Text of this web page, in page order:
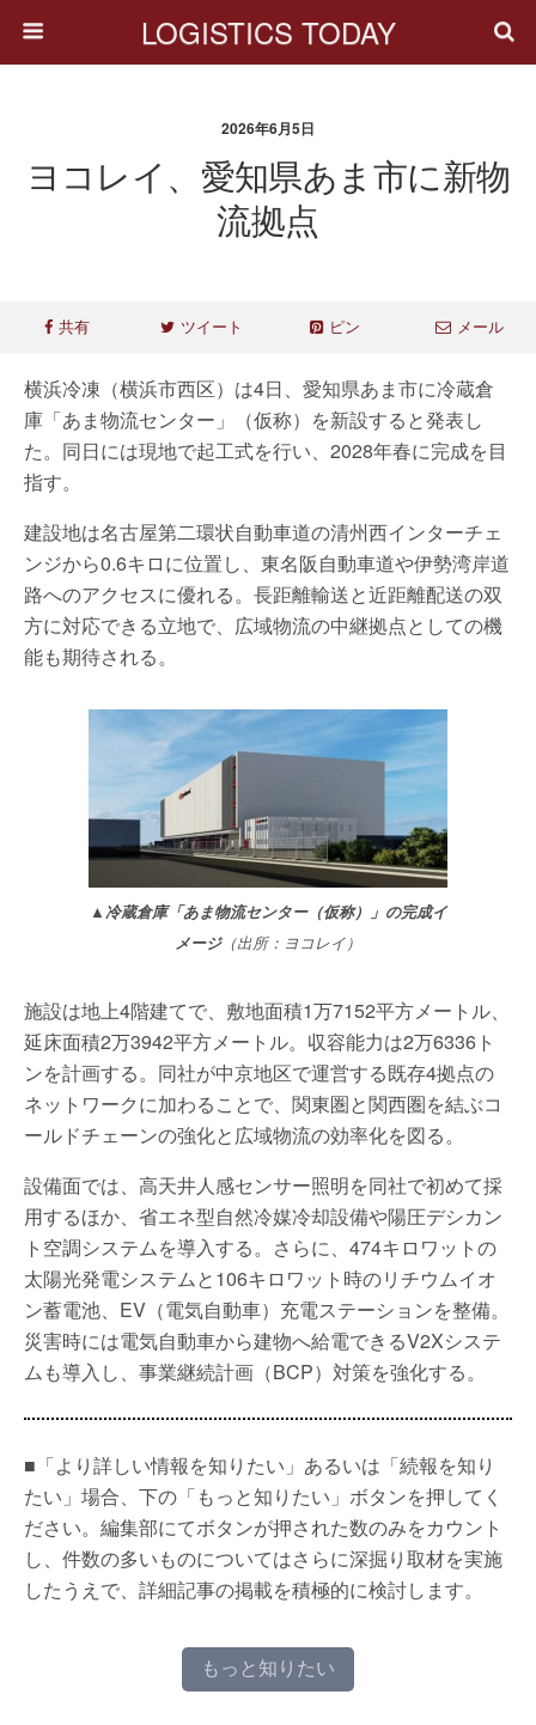
LOGISTICS TODAY
2026年6月5日
ヨコレイ、愛知県あま市に新物
流拠点
共有 ツイート ピン メール
横浜冷凍（横浜市西区）は4日、愛知県あま市に冷蔵倉
庫「あま物流センター」（仮称）を新設すると発表し
た。同日には現地で起工式を行い、2028年春に完成を目
指す。
建設地は名古屋第二環状自動車道の清州西インターチェ
ンジから0.6キロに位置し、東名阪自動車道や伊勢湾岸道
路へのアクセスに優れる。長距離輸送と近距離配送の双
方に対応できる立地で、広域物流の中継拠点としての機
能も期待される。
▲冷蔵倉庫「あま物流センター（仮称）」の完成イ
メージ（出所：ヨコレイ）
施設は地上4階建てで、敷地面積1万7152平方メートル、
延床面積2万3942平方メートル。収容能力は2万6336ト
ンを計画する。同社が中京地区で運営する既存4拠点の
ネットワークに加わることで、関東圏と関西圏を結ぶコ
ールドチェーンの強化と広域物流の効率化を図る。
設備面では、高天井人感センサー照明を同社で初めて採
用するほか、省エネ型自然冷媒冷却設備や陽圧デシカン
ト空調システムを導入する。さらに、474キロワットの
太陽光発電システムと106キロワット時のリチウムイオ
ン蓄電池、EV（電気自動車）充電ステーションを整備。
災害時には電気自動車から建物へ給電できるV2Xシステ
ムも導入し、事業継続計画（BCP）対策を強化する。
■「より詳しい情報を知りたい」あるいは「続報を知り
たい」場合、下の「もっと知りたい」ボタンを押してく
ださい。編集部にてボタンが押された数のみをカウント
し、件数の多いものについてはさらに深掘り取材を実施
したうえで、詳細記事の掲載を積極的に検討します。
もっと知りたい